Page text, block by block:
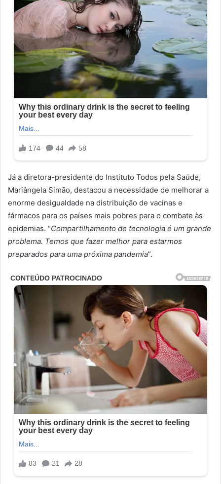
Já a diretora-presidente do Instituto Todos pela Saúde,
Mariângela Simão, destacou a necessidade de melhorar a
enorme desigualdade na distribuição de vacinas e
fármacos para os países mais pobres para o combate às
epidemias. “Compartilhamento de tecnologia é um grande
problema. Temos que fazer melhor para estarmos
preparados para uma próxima pandemia”.